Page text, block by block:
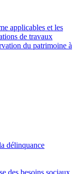
applicables et les
de travaux
du patrimoine à
délinquance
des besoins sociaux